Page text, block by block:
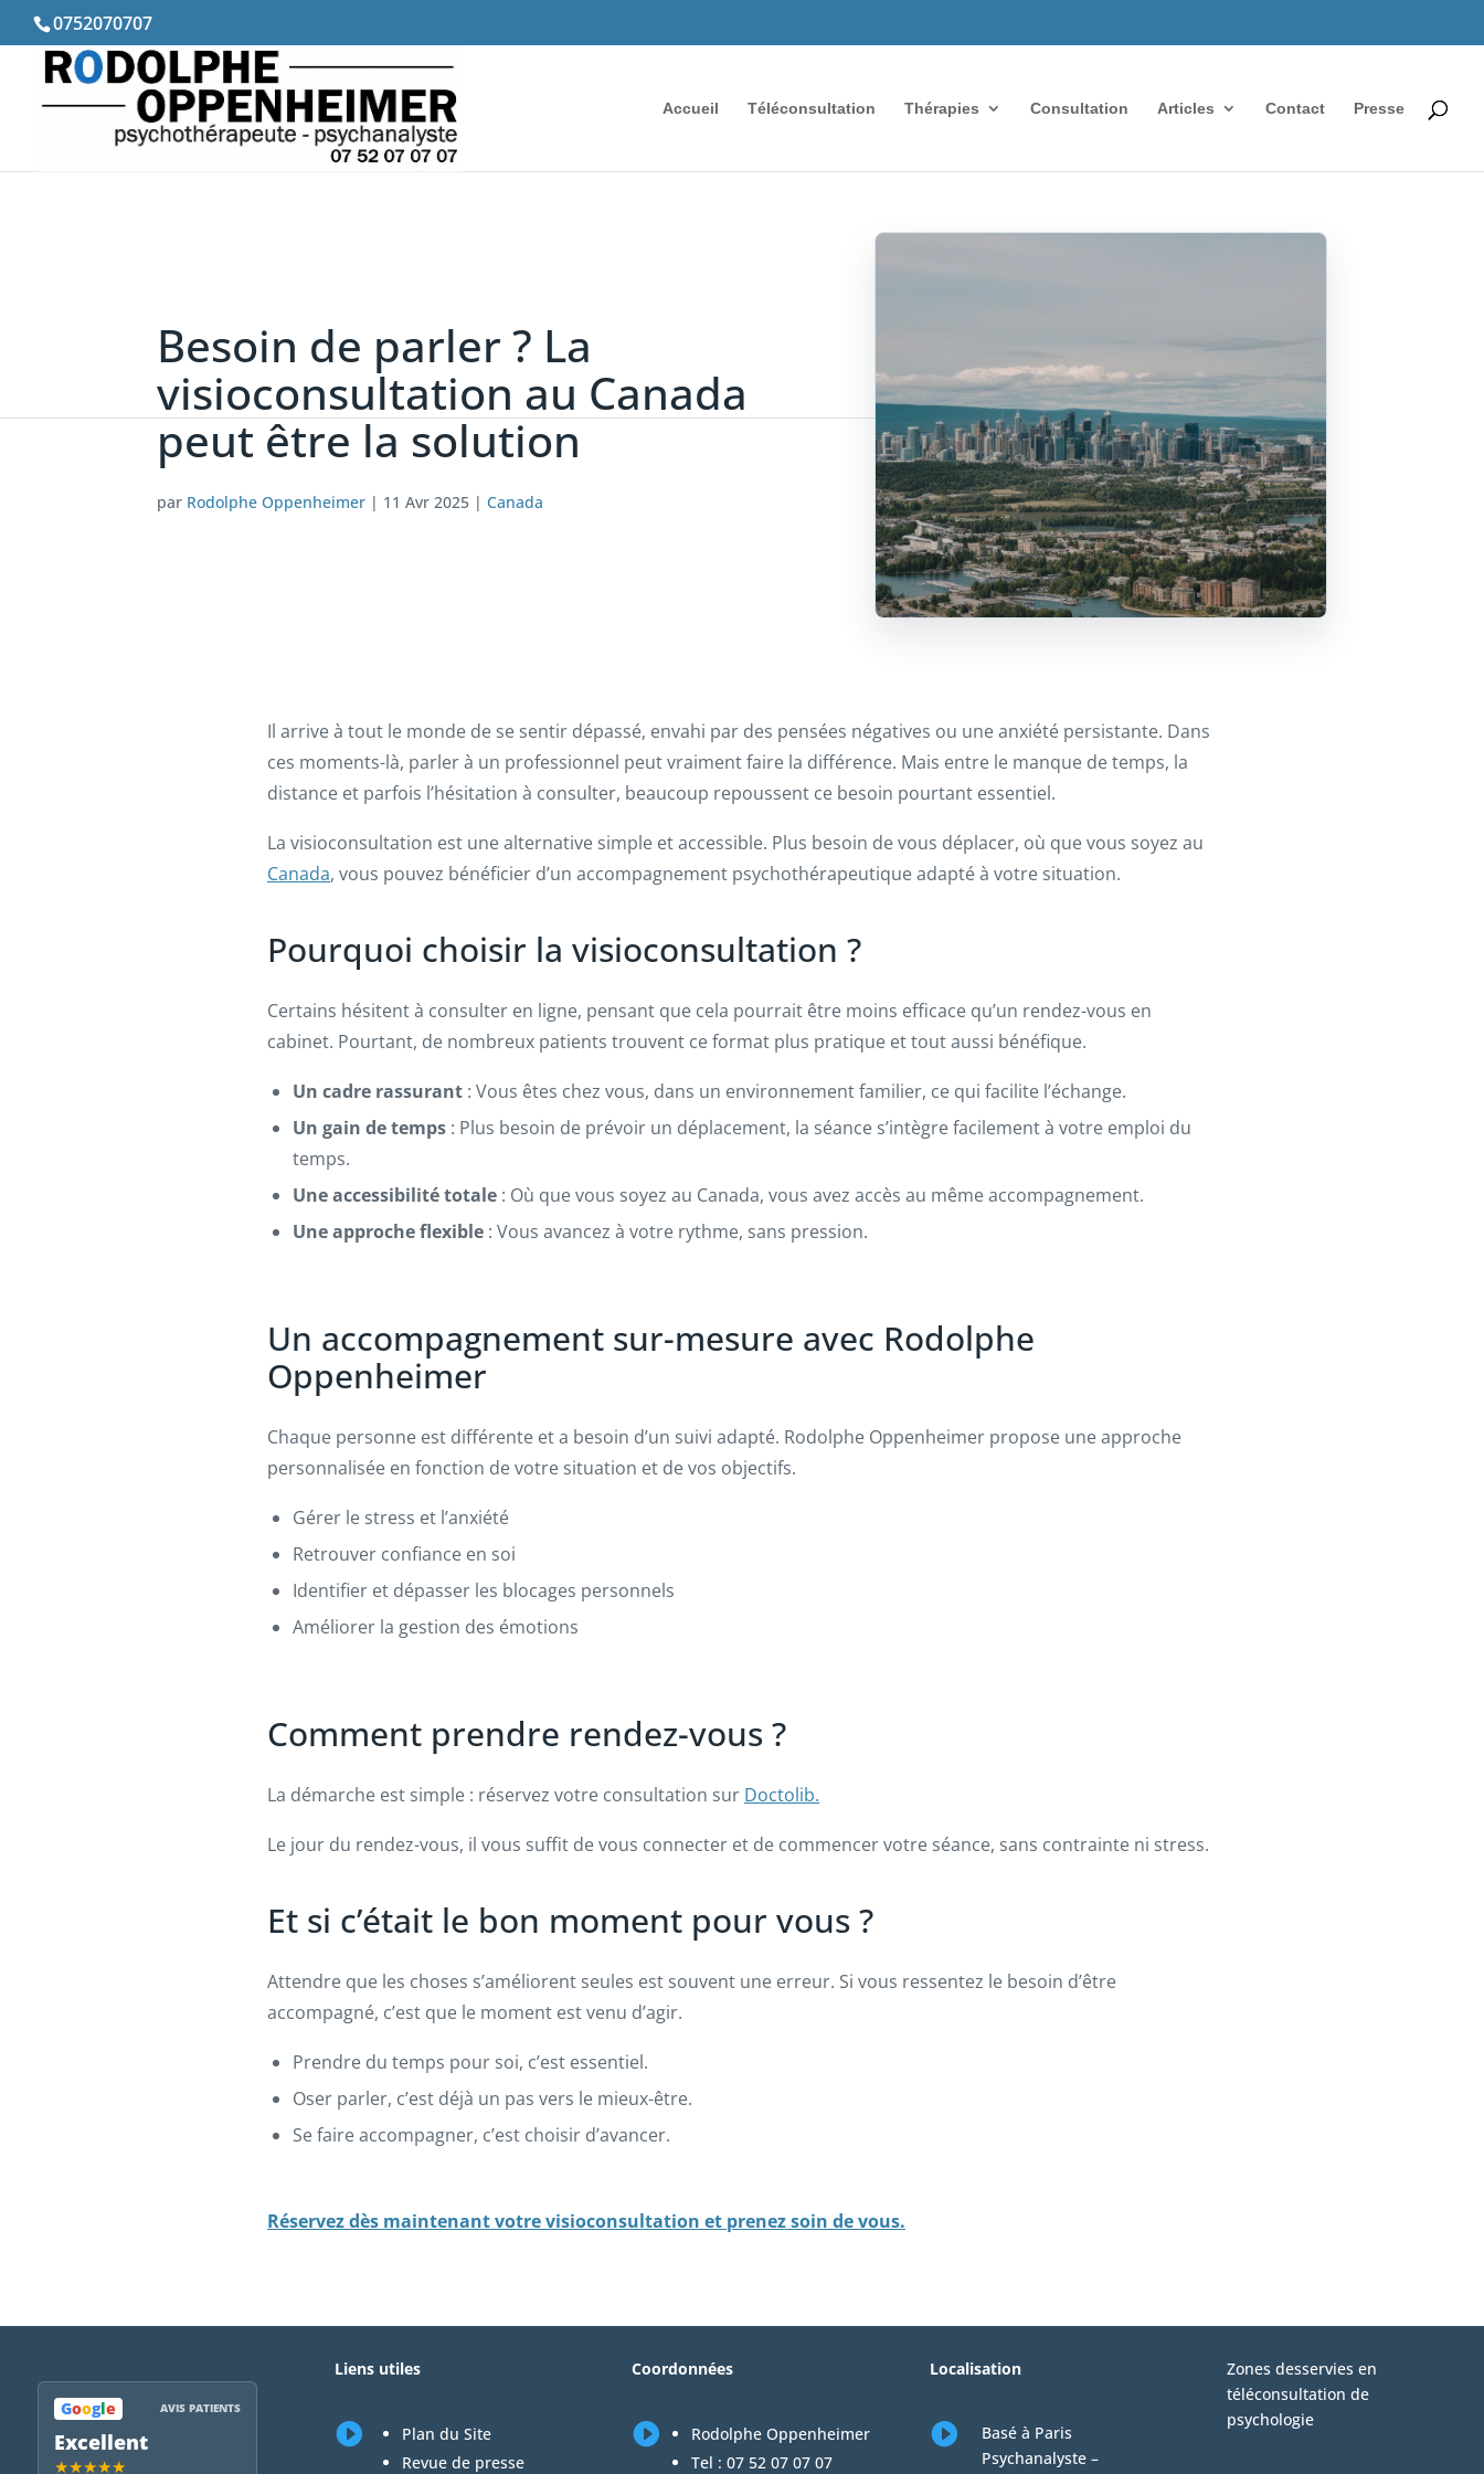
0752070707
Accueil Téléconsultation Thérapies Consultation Articles Contact Presse
Besoin de parler ? La
visioconsultation au Canada
peut être la solution
par Rodolphe Oppenheimer | 11 Avr 2025 | Canada
Il arrive à tout le monde de se sentir dépassé, envahi par des pensées négatives ou une anxiété persistante. Dans
ces moments-là, parler à un professionnel peut vraiment faire la différence. Mais entre le manque de temps, la
distance et parfois l’hésitation à consulter, beaucoup repoussent ce besoin pourtant essentiel.
La visioconsultation est une alternative simple et accessible. Plus besoin de vous déplacer, où que vous soyez au
Canada, vous pouvez bénéficier d’un accompagnement psychothérapeutique adapté à votre situation.
Pourquoi choisir la visioconsultation ?
Certains hésitent à consulter en ligne, pensant que cela pourrait être moins efficace qu’un rendez-vous en
cabinet. Pourtant, de nombreux patients trouvent ce format plus pratique et tout aussi bénéfique.
Un cadre rassurant : Vous êtes chez vous, dans un environnement familier, ce qui facilite l’échange.
Un gain de temps : Plus besoin de prévoir un déplacement, la séance s’intègre facilement à votre emploi du
temps.
Une accessibilité totale : Où que vous soyez au Canada, vous avez accès au même accompagnement.
Une approche flexible : Vous avancez à votre rythme, sans pression.
Un accompagnement sur-mesure avec Rodolphe
Oppenheimer
Chaque personne est différente et a besoin d’un suivi adapté. Rodolphe Oppenheimer propose une approche
personnalisée en fonction de votre situation et de vos objectifs.
Gérer le stress et l’anxiété
Retrouver confiance en soi
Identifier et dépasser les blocages personnels
Améliorer la gestion des émotions
Comment prendre rendez-vous ?
La démarche est simple : réservez votre consultation sur Doctolib.
Le jour du rendez-vous, il vous suffit de vous connecter et de commencer votre séance, sans contrainte ni stress.
Et si c’était le bon moment pour vous ?
Attendre que les choses s’améliorent seules est souvent une erreur. Si vous ressentez le besoin d’être
accompagné, c’est que le moment est venu d’agir.
Prendre du temps pour soi, c’est essentiel.
Oser parler, c’est déjà un pas vers le mieux-être.
Se faire accompagner, c’est choisir d’avancer.
Réservez dès maintenant votre visioconsultation et prenez soin de vous.
Google AVIS PATIENTS
Excellent
★★★★★
Liens utiles

Plan du Site
Revue de presse
Coordonnées

Rodolphe Oppenheimer
Tel :07 52 07 07 07
Localisation

Basé à Paris
Psychanalyste –
Zones desservies en
téléconsultation de
psychologie